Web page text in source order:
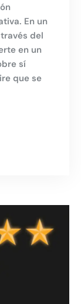
En un
del
en un
sí
que se